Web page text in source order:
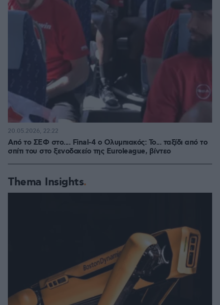
Από το ΣΕΦ στο.... Final-4 o Ολυμπιακός: Το... ταξίδι από το
σπίτι του στο ξενοδοχείο της Euroleague, βίντεο
20.05.2026, 22:22
Thema Insights